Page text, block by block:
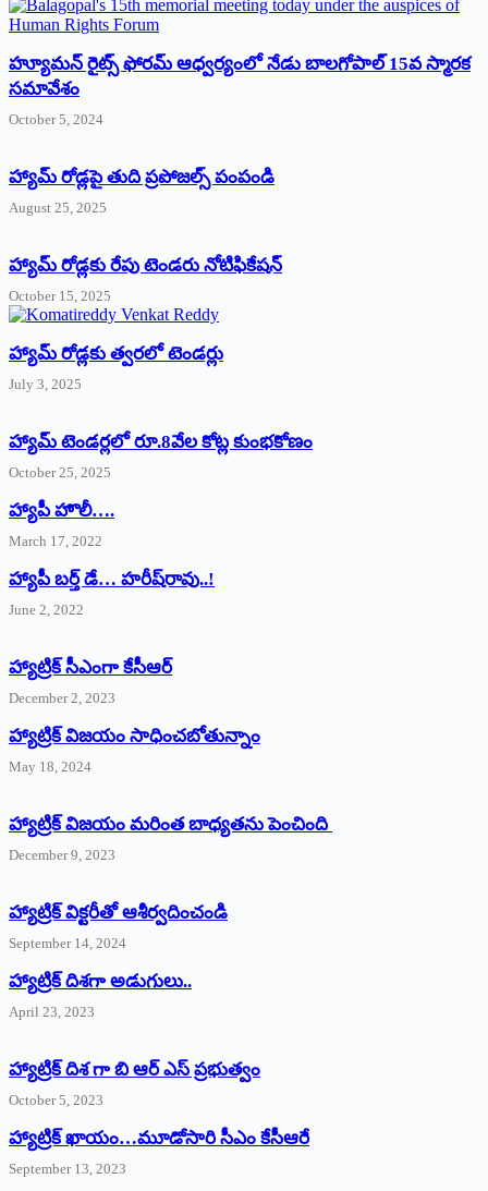
హ్యూమన్‌ రైట్స్‌ ఫోరమ్‌ ఆధ్వర్యంలో నేడు బాలగోపాల్‌ 15వ స్మారక
సమావేశం
October 5, 2024
హ్యామ్‌ రోడ్లపై తుది ప్రపోజల్స్‌ పంపండి
August 25, 2025
హ్యామ్‌ రోడ్లకు రేపు టెండరు నోటిఫికేషన్‌
October 15, 2025
హ్యామ్‌ రోడ్లకు త్వరలో టెండర్లు
July 3, 2025
హ్యామ్‌ ‌టెండర్లలో రూ.8వేల కోట్ల కుంభకోణం
October 25, 2025
హ్యాపీ హొలీ….
March 17, 2022
హ్యాపీ బర్త్ ‌డే… హరీష్‌రావు..!
June 2, 2022
హ్యాట్రిక్‌ ‌సీఎంగా కేసీఆర్‌
December 2, 2023
హ్యాట్రిక్‌ విజయం సాధించబోతున్నాం
May 18, 2024
హ్యాట్రిక్ విజయం మరింత బాధ్యతను పెంచింది
December 9, 2023
హ్యాట్రిక్‌ ‌విక్టరీతో ఆశీర్వదించండి
September 14, 2024
‌హ్యాట్రిక్‌ ‌దిశగా అడుగులు..
April 23, 2023
హ్యాట్రిక్ దిశ గా బి ఆర్ ఎస్ ప్రభుత్వం
October 5, 2023
హ్యాట్రిక్‌ ‌ఖాయం…మూడోసారి సీఎం కేసీఆరే
September 13, 2023